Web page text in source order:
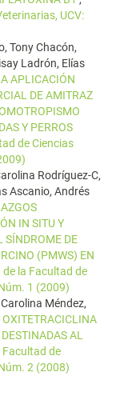
UCV:
Tony Chacón,
Ladrón, Elías
APLICACIÓN
DE AMITRAZ
Y PERROS
de Ciencias
Rodríguez-C,
Ascanio, Andrés
IN SITU Y
SÍNDROME DE
(PMWS) EN
de la Facultad de
1 (2009)
Méndez,
OXITETRACICLINA
AL
Facultad de
2 (2008)